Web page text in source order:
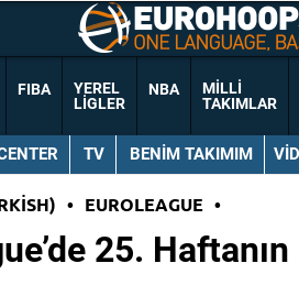
FIBA
YEREL
LIGLER
NBA
MILLI
TAKIMLAR
TV BENIM TAKIMIM
• EUROLEAGUE •
25.